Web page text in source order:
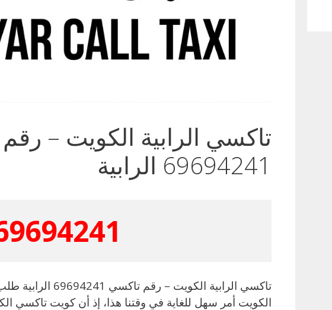
تاكسي الرابية الكويت –
69694241 الرابية
تاكسي الرابية
الكويت أمر سهل للغاية في وقتنا هذا، إذ أن كويت تاكسي